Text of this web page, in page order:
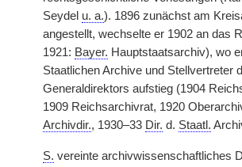
Seydel u. a.). 1896 zunächst am
angestellt, wechselte er 1902 an das
1921: Bayer. Hauptstaatsarchiv), wo
Staatlichen Archive und Stellvertreter
Generaldirektors aufstieg (1904
1909 Reichsarchivrat, 1920
Archivdir., 1930–33 Dir. d. Staatl.
S. vereinte archivwissenschaftliches